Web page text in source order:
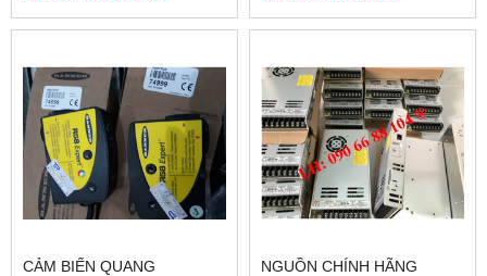
CẢM BIẾN QUANG
NGUỒN CHÍNH HÃNG